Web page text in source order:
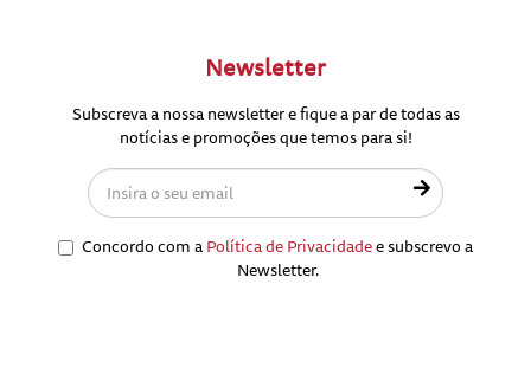
Newsletter
Subscreva a nossa newsletter e fique a par de todas as
notícias e promoções que temos para si!
Concordo com a Política de Privacidadee subscrevo a
Newsletter.